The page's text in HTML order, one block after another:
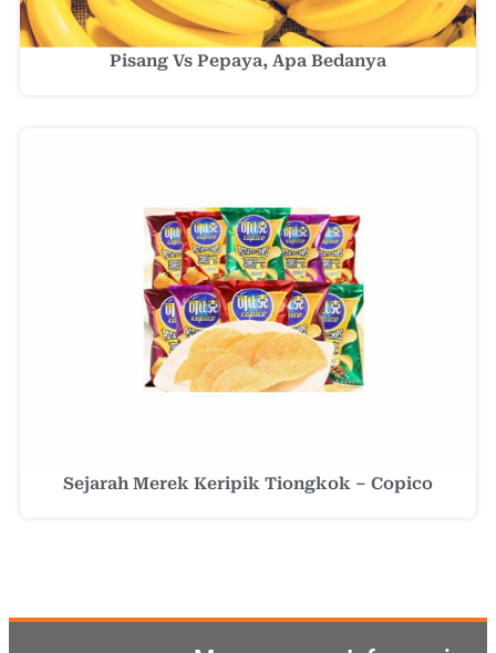
Pisang Vs Pepaya, Apa Bedanya
Sejarah Merek Keripik Tiongkok – Copico